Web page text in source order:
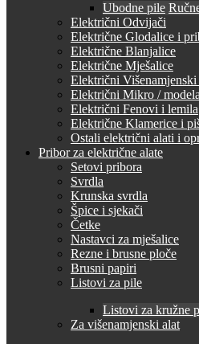
Ubodne pile
Električni Odvijači
Električne Glodalice i
Električne Blanjalice
Električne Mješalice
Električni Višenamjenski
Električni Mikro /
Električni Fenovi i lemila
Električne Klamerice i
Ostali električni alati i
Pribor za električne alate
Setovi pribora
Svrdla
Krunska svrdla
Špice i sjekači
Četke
Nastavci za mješalice
Rezne i brusne ploče
Brusni papiri
Listovi za pile
Listovi za kružne
Za višenamjenski alat